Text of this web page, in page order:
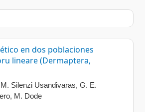
en dos poblaciones
lineare (Dermaptera,
Silenzi Usandivaras, G. E.
M. Dode